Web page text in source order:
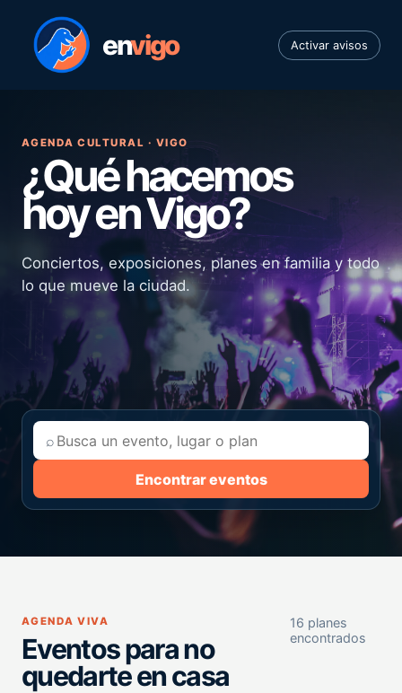
envigo Activar avisos
AGENDA CULTURAL · VIGO
¿Qué hacemos
hoy en Vigo?
Conciertos, exposiciones, planes en familia y todo
lo que mueve la ciudad.
⌕
Encontrar eventos
AGENDA VIVA
Eventos para no
quedarte en casa
16 planes
encontrados